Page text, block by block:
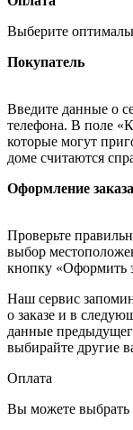
Выберите
Покупатель
Введите данные о
телефона. В поле
которые могут
доме считаются
Оформление заказа
Проверьте
выбор
кнопку «Оформить
Наш сервис
о заказе и в
данные
выбирайте другие
Оплата
Вы можете выбрать